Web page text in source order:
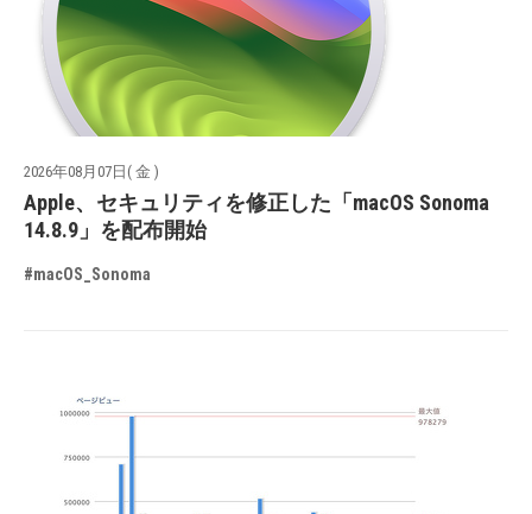
2026年08月07日( 金 )
Apple、セキュリティを修正した「macOS Sonoma
14.8.9」を配布開始
#macOS_Sonoma